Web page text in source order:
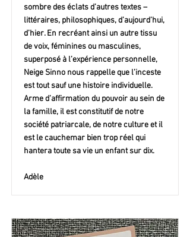
sombre des éclats d’autres textes –
littéraires, philosophiques, d’aujourd’hui,
d’hier. En recréant ainsi un autre tissu
de voix, féminines ou masculines,
superposé à l’expérience personnelle,
Neige Sinno nous rappelle que l’inceste
est tout sauf une histoire individuelle.
Arme d’affirmation du pouvoir au sein de
la famille, il est constitutif de notre
société patriarcale, de notre culture et il
est le cauchemar bien trop réel qui
hantera toute sa vie un enfant sur dix.
Adèle